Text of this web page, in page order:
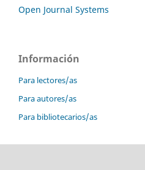
Open Journal Systems
Información
Para lectores/as
Para autores/as
Para bibliotecarios/as